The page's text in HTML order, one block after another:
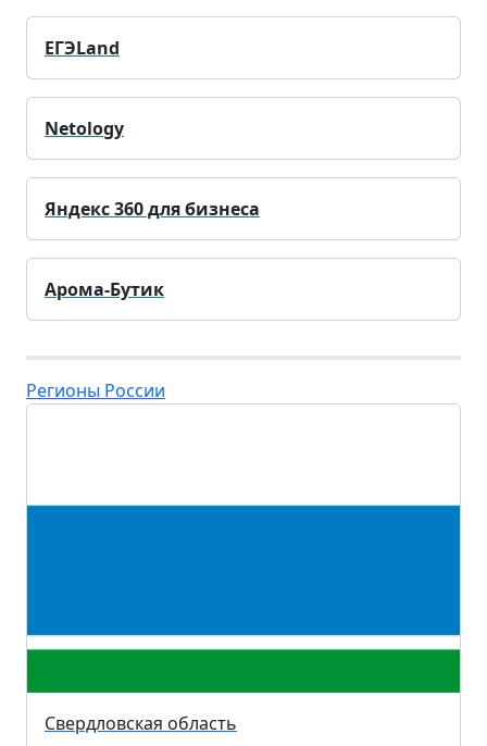
ЕГЭLand
Netology
Яндекс 360 для бизнеса
Арома-Бутик
Регионы России
Свердловская область